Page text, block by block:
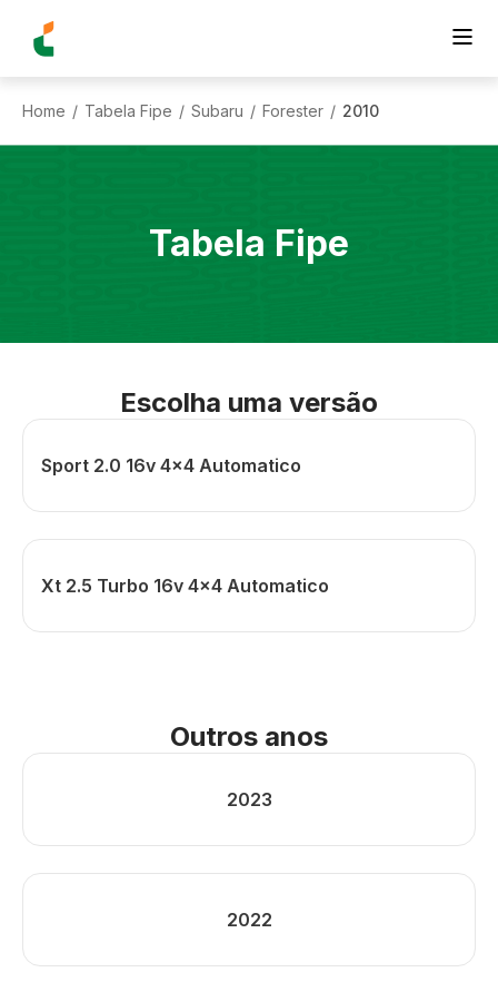
Home / Tabela Fipe / Subaru / Forester / 2010
Tabela Fipe
Escolha uma versão
Sport 2.0 16v 4x4 Automatico
Xt 2.5 Turbo 16v 4x4 Automatico
Outros anos
2023
2022